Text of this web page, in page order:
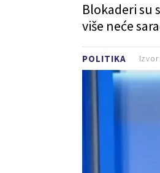
POLITIKA
Blokaderi su
više neće
Izvor: